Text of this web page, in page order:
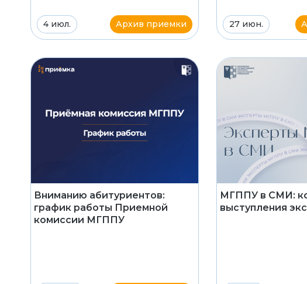
4 июл. Архив приемки 27 июн.
Вниманию абитуриентов:
график работы Приемной
комиссии МГППУ
МГППУ в СМИ:
выступления